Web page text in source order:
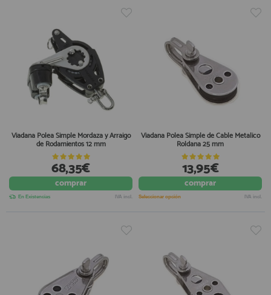
Viadana Polea Simple Mordaza y Arraigo
de Rodamientos 12 mm
68,35€
comprar
En Existencias IVA incl.
Viadana Polea Simple de Cable Metalico
Roldana 25 mm
13,95€
comprar
Seleccionar opción IVA incl.